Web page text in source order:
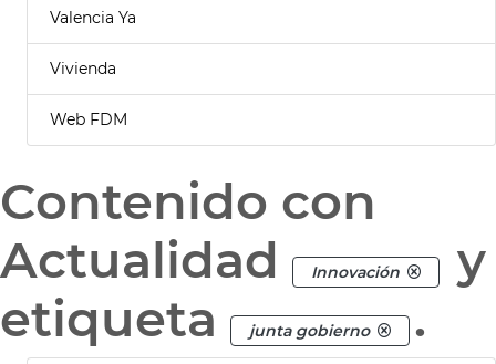
Valencia Ya
Vivienda
Web FDM
Contenido con
Actualidad
Innovación
y
etiqueta
junta gobierno .